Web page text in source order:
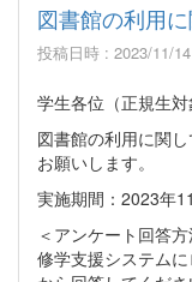
図書館の利用
投稿日時 : 2023/11/14
学生各位（正規生対
図書館の利用に関
お願いします。
実施期間：2023年
＜アンケート回答方
修学支援システム